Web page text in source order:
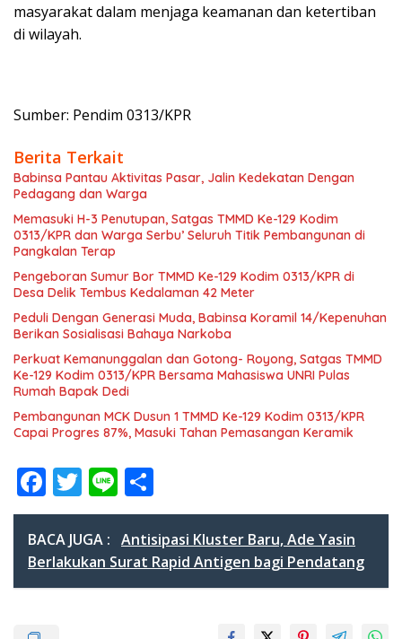
masyarakat dalam menjaga keamanan dan ketertiban
di wilayah.
Sumber: Pendim 0313/KPR
Berita Terkait
Babinsa Pantau Aktivitas Pasar, Jalin Kedekatan Dengan
Pedagang dan Warga
Memasuki H-3 Penutupan, Satgas TMMD Ke-129 Kodim
0313/KPR dan Warga Serbu’ Seluruh Titik Pembangunan di
Pangkalan Terap
Pengeboran Sumur Bor TMMD Ke-129 Kodim 0313/KPR di
Desa Delik Tembus Kedalaman 42 Meter
Peduli Dengan Generasi Muda, Babinsa Koramil 14/Kepenuhan
Berikan Sosialisasi Bahaya Narkoba
Perkuat Kemanunggalan dan Gotong- Royong, Satgas TMMD
Ke-129 Kodim 0313/KPR Bersama Mahasiswa UNRI Pulas
Rumah Bapak Dedi
Pembangunan MCK Dusun 1 TMMD Ke-129 Kodim 0313/KPR
Capai Progres 87%, Masuki Tahan Pemasangan Keramik
F
ac
e
b
o
T
w
itt
er
Li
n
e
h
ar
e
BACA JUGA : Antisipasi Kluster Baru, Ade Yasin
Berlakukan Surat Rapid Antigen bagi Pendatang